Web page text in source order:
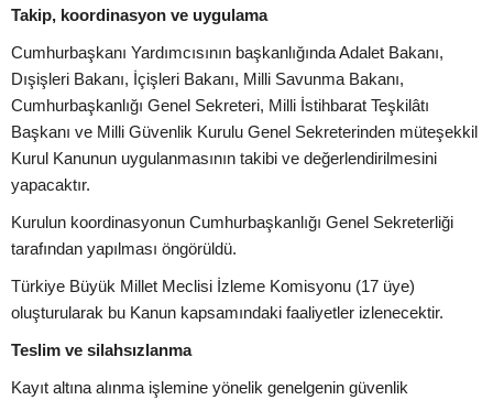
Takip, koordinasyon ve uygulama
Cumhurbaşkanı Yardımcısının başkanlığında Adalet Bakanı,
Dışişleri Bakanı, İçişleri Bakanı, Milli Savunma Bakanı,
Cumhurbaşkanlığı Genel Sekreteri, Milli İstihbarat Teşkilâtı
Başkanı ve Milli Güvenlik Kurulu Genel Sekreterinden müteşekkil
Kurul Kanunun uygulanmasının takibi ve değerlendirilmesini
yapacaktır.
Kurulun koordinasyonun Cumhurbaşkanlığı Genel Sekreterliği
tarafından yapılması öngörüldü.
Türkiye Büyük Millet Meclisi İzleme Komisyonu (17 üye)
oluşturularak bu Kanun kapsamındaki faaliyetler izlenecektir.
Teslim ve silahsızlanma
Kayıt altına alınma işlemine yönelik genelgenin güvenlik